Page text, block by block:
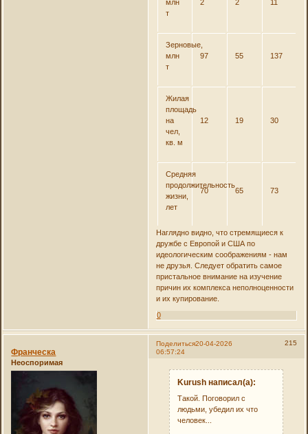
млн
т
2 2 11
Зерновые,
млн
т
97 55 137
Жилая
площадь
на
чел,
кв. м
12 19 30
Средняя
продолжительность
жизни,
лет
70 65 73
Наглядно видно, что стремящиеся к
дружбе с Европой и США по
идеологическим соображениям - нам
не друзья. Следует обратить самое
пристальное внимание на изучение
причин их комплекса неполноценности
и их купирование.
0
Поделиться 215
20-04-2026
06:57:24
Франческа
Неоспоримая
Kurush написал(а):
Такой. Поговорил с
людьми, убедил их что
человек...